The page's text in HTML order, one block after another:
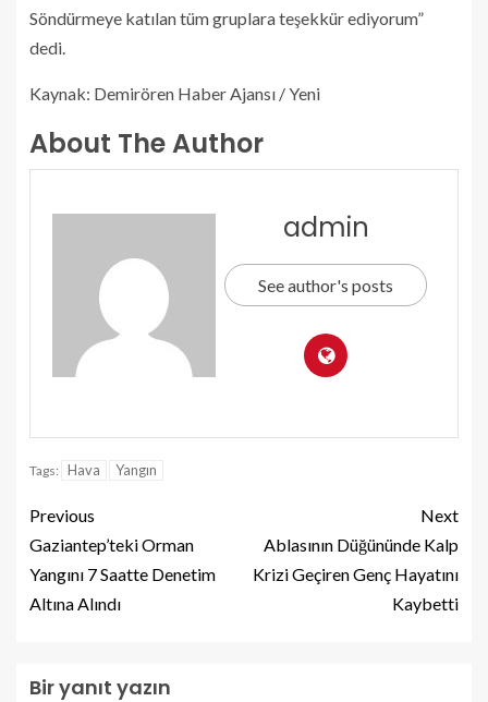
Söndürmeye katılan tüm gruplara teşekkür ediyorum”
dedi.
Kaynak: Demirören Haber Ajansı / Yeni
About The Author
admin
See author's posts
Tags: Hava Yangın
Previous
Gaziantep’teki Orman
Yangını 7 Saatte Denetim
Altına Alındı
Next
Ablasının Düğününde Kalp
Krizi Geçiren Genç Hayatını
Kaybetti
Bir yanıt yazın